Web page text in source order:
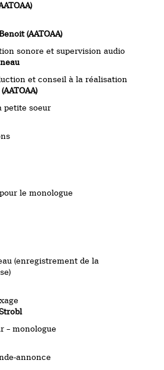
(AATOAA)
sonore et supervision audio
et conseil à la réalisation
petite soeur
le monologue
(enregistrement de la
– monologue
annonce